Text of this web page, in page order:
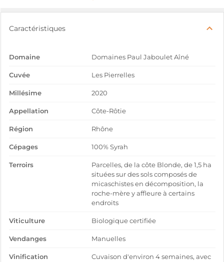
Caractéristiques
Domaine Domaines Paul Jaboulet Aîné
Cuvée Les Pierrelles
Millésime 2020
Appellation Côte-Rôtie
Région Rhône
Cépages 100% Syrah
Terroirs
Parcelles, de la côte Blonde, de 1,5 ha
situées sur des sols composés de
micaschistes en décomposition, la
roche-mère y affleure à certains
endroits
Viticulture Biologique certifiée
Vendanges Manuelles
Vinification
Cuvaison d'environ 4 semaines, avec